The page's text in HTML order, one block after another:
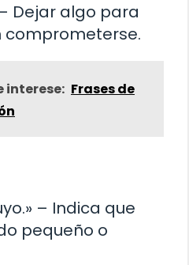
Dejar algo para
comprometerse.
interese: Frases de
– Indica que
pequeño o